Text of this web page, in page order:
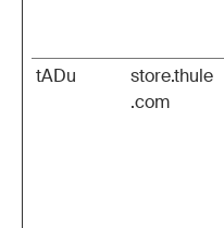
tADu
store.thule
.com